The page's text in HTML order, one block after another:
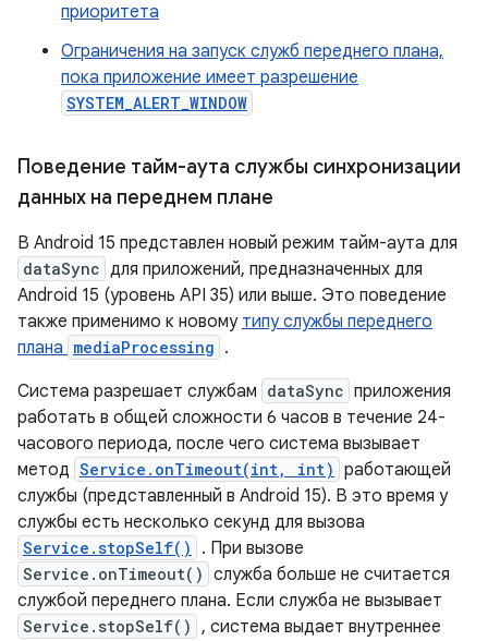
приоритета
Ограничения на запуск служб переднего плана,
пока приложение имеет разрешение
SYSTEM_ALERT_WINDOW
Поведение тайм-аута службы синхронизации
данных на переднем плане
В Android 15 представлен новый режим тайм-аута для
dataSync для приложений, предназначенных для
Android 15 (уровень API 35) или выше. Это поведение
также применимо к новому типу службы переднего
плана mediaProcessing .
Система разрешает службам dataSync приложения
работать в общей сложности 6 часов в течение 24-
часового периода, после чего система вызывает
метод Service.onTimeout(int, int) работающей
службы (представленный в Android 15). В это время у
службы есть несколько секунд для вызова
Service.stopSelf() . При вызове
Service.onTimeout() служба больше не считается
службой переднего плана. Если служба не вызывает
Service.stopSelf() , система выдает внутреннее